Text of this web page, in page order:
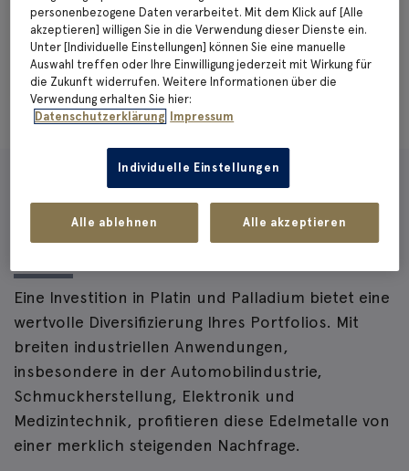
DER PLATIN- UND
PALLADIUMSPARPLAN
Eine Investition in Platin und Palladium bietet eine
wertvolle Diversifizierung Ihres Portfolios. Mit
breiten industriellen Anwendungen,
insbesondere in der Automobilindustrie,
Schmuckherstellung, Elektronik und
Medizintechnik, profitieren diese Edelmetalle von
einer merklich steigenden Nachfrage.
personenbezogene Daten verarbeitet. Mit dem Klick auf [Alle
akzeptieren] willigen Sie in die Verwendung dieser Dienste ein.
Unter [Individuelle Einstellungen] können Sie eine manuelle
Auswahl treffen oder Ihre Einwilligung jederzeit mit Wirkung für
die Zukunft widerrufen. Weitere Informationen über die
Verwendung erhalten Sie hier:
Datenschutzerklärung Impressum
Individuelle Einstellungen
Alle ablehnen Alle akzeptieren